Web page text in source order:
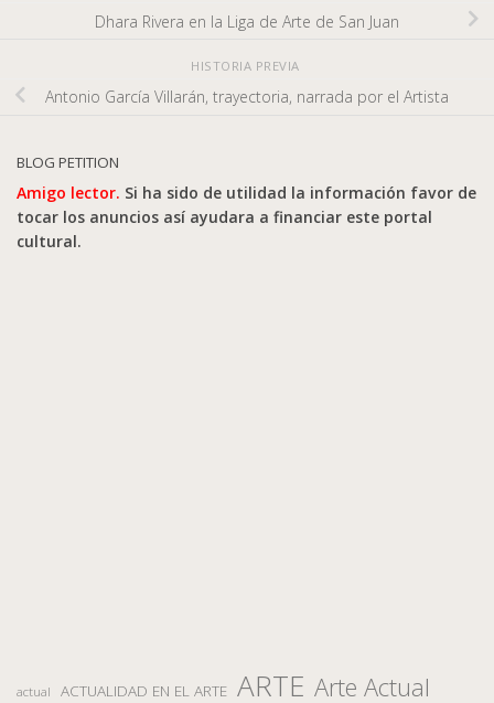
Dhara Rivera en la Liga de Arte de San Juan
HISTORIA PREVIA
Antonio García Villarán, trayectoria, narrada por el Artista
BLOG PETITION
Amigo lector. Si ha sido de utilidad la información favor de
tocar los anuncios así ayudara a financiar este portal
cultural.
actual ACTUALIDAD EN EL ARTE ARTE Arte Actual